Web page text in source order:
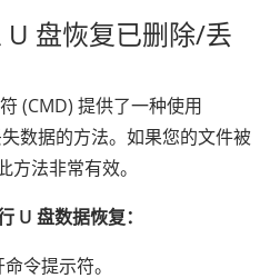
盘恢复已删除/丢
(CMD) 提供了一种使用
数据的方法。如果您的文件被
法非常有效。
U 盘数据恢复：
令提示符。